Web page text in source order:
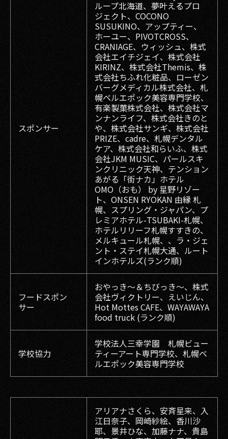
スポンサー
ループ北海道、夢叶えるプロ
ジェクト、COCONO
SUSUKINO、アップティー、
ホーユー、PIVOTCROSS、
CRANIAGE、ウィッシュ、株式
会社エイチジェイ、株式会社
KIRINZ、株式会社Themis、株
式会社ちふれ化粧品、ローゼン
バーグメディカル株式会社、札
幌ベルエポック美容専門学校、
有楽製菓株式会社、株式会社マ
ンナンライフ、株式会社きのと
や、株式会社サンギ、株式会社
PRIZE、cadre、札幌デンタル
ケア、株式会社和らいふ、株式
会社JKM MUSIC、パールスキ
ンクリニック天神、テンション
あがる「街ナカ」ホテル
OMO（おも） by 星野リゾー
ト、ONSEN RYOKAN 由縁 札
幌、スプリング・ジャパン、プ
レミアホテル-TSUBAKI-札幌、
ホテルリリーフ札幌すすきの、
メルキュール札幌、、ラ・ジェ
ント・ステイ札幌大通、ルート
インホテルズ(ランク順)
フードスポン
サー
おやっき～＆ちびっき～、株式
会社ヴィクトリー、えいじん、
Hot Mottes CAFE、WAYAWAYA
food truck (ランク順)
学校協力
学校法人三幸学園 札幌ビュー
ティーアート専門学校、札幌ベ
ルエポック美容専門学校
アリアナさくら、安斉星来、入
江日奈子、岡崎紗絵、香川沙
耶、景井ひな、加藤ナナ、貴島